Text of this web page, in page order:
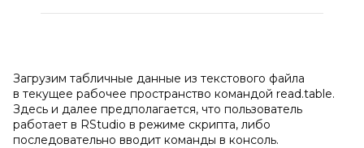
Загрузим табличные данные из текстового файла
в текущее рабочее пространство командой read.table.
Здесь и далее предполагается, что пользователь
работает в RStudio в режиме скрипта, либо
последовательно вводит команды в консоль.